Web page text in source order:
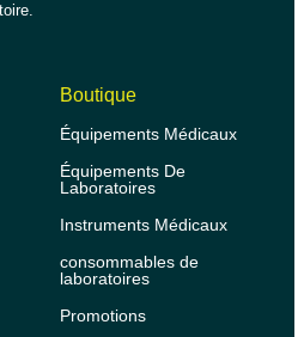
Boutique
Équipements Médicaux
Équipements De
Laboratoires
Instruments Médicaux
consommables de
laboratoires
Promotions